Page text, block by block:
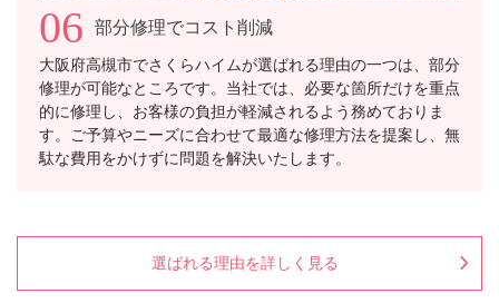
06 部分修理でコスト削減
大阪府高槻市でさくらハイムが選ばれる理由の一つは、部分
修理が可能なところです。当社では、必要な箇所だけを重点
的に修理し、お客様の負担が軽減されるよう務めておりま
す。ご予算やニーズに合わせて最適な修理方法を提案し、無
駄な費用をかけずに問題を解決いたします。
選ばれる理由を詳しく見る